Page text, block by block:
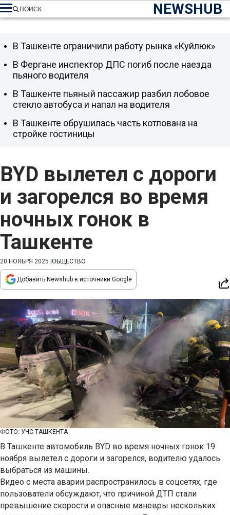
NEWSHUB
ПОИСК
BYD вылетел с дороги
и загорелся во время
ночных гонок в
Ташкенте
20 НОЯБРЯ 2025 ОБЩЕСТВО
Добавить Newshub в источники Google
ФОТО: УЧС ТАШКЕНТА
В Ташкенте автомобиль BYD во время ночных гонок 19
ноября вылетел с дороги и загорелся, водителю удалось
выбраться из машины.
Видео с места аварии распространилось в соцсетях, где
пользователи обсуждают, что причиной ДТП стали
превышение скорости и опасные маневры нескольких
В Ташкенте ограничили работу рынка «Куйлюк»
В Фергане инспектор ДПС погиб после наезда
пьяного водителя
В Ташкенте пьяный пассажир разбил лобовое
стекло автобуса и напал на водителя
В Ташкенте обрушилась часть котлована на
стройке гостиницы